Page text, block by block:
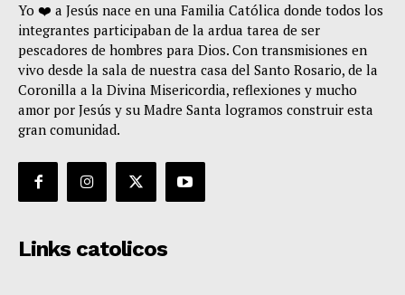
Yo ❤️ a Jesús nace en una Familia Católica donde todos los
integrantes participaban de la ardua tarea de ser
pescadores de hombres para Dios. Con transmisiones en
vivo desde la sala de nuestra casa del Santo Rosario, de la
Coronilla a la Divina Misericordia, reflexiones y mucho
amor por Jesús y su Madre Santa logramos construir esta
gran comunidad.
Links catolicos